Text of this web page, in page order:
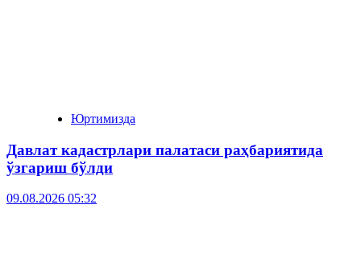
Юртимизда
Давлат кадастрлари палатаси раҳбариятида
ўзгариш бўлди
09.08.2026 05:32